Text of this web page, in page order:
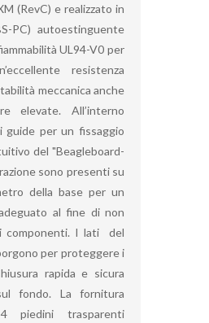
(RevC) e realizzato in
PC) autoestinguente
UL94-V0 per
resistenza
meccanica anche
elevate. All’interno
guide per un fissaggio
del "Beagleboard-
sono presenti su
della base per un
al fine di non
i componenti. I lati del
per proteggere i
rapida e sicura
fondo. La fornitura
piedini trasparenti